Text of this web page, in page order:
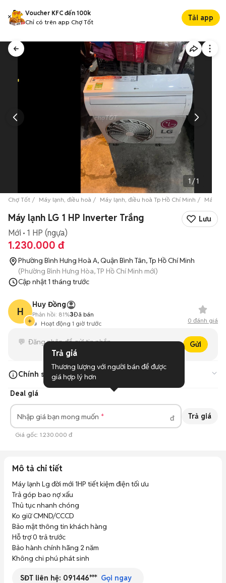
Voucher KFC đến 100k
Chỉ có trên app Chợ Tốt
Tải app
1 /1
Chợ Tốt Máy lạnh, điều hoà Máy lạnh, điều hoà Tp Hồ Chí Minh Máy
Máy lạnh LG 1 HP Inverter Trắng Lưu
Mới 1 HP (ngựa)
1.230.000 đ
Phường Bình Hưng Hoà A, Quận Bình Tân, Tp Hồ Chí Minh
(Phường Bình Hưng Hòa, TP Hồ Chí Minh mới)
Cập nhật1 tháng trước
H
Huy Đồng
Hoạt động 1 giờ trước
Phản hồi: 81%3Đã bán
0 đánh giá
Gửi
Chính sách cửa hàng
Miễn phí vận chuyển nội thành
Bảo hành 6 tháng phần cứng
Đổi trả hàng 1 đổi 1 trong 7 ngày
Deal giá
Nhập giá bạn mong muốn đ Trả giá
Giá gốc: 1.230.000 đ
Mô tả chi tiết
Máy lạnh Lg đời mới 1HP tiết kiệm điện tối ưu
Trả góp bao nợ xấu
Thủ tục nhanh chóng
Ko giữ CMND/CCCD
Bảo mật thông tin khách hàng
Hỗ trợ 0 trả trước
Bảo hành chính hãng 2 năm
Không chi phú phát sinh
SĐT liên hệ: 091446*** Gọi ngay
Trả giá
Thương lượng với người bán để được
giá hợp lý hơn